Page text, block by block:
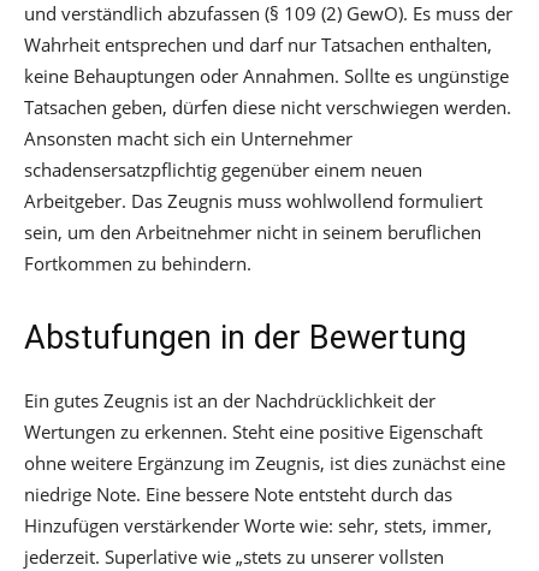
und verständlich abzufassen (§ 109 (2) GewO). Es muss der
Wahrheit entsprechen und darf nur Tatsachen enthalten,
keine Behauptungen oder Annahmen. Sollte es ungünstige
Tatsachen geben, dürfen diese nicht verschwiegen werden.
Ansonsten macht sich ein Unternehmer
schadensersatzpflichtig gegenüber einem neuen
Arbeitgeber. Das Zeugnis muss wohlwollend formuliert
sein, um den Arbeitnehmer nicht in seinem beruflichen
Fortkommen zu behindern.
Abstufungen in der Bewertung
Ein gutes Zeugnis ist an der Nachdrücklichkeit der
Wertungen zu erkennen. Steht eine positive Eigenschaft
ohne weitere Ergänzung im Zeugnis, ist dies zunächst eine
niedrige Note. Eine bessere Note entsteht durch das
Hinzufügen verstärkender Worte wie: sehr, stets, immer,
jederzeit. Superlative wie „stets zu unserer vollsten